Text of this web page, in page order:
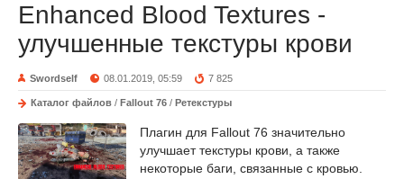
Enhanced Blood Textures -
улучшенные текстуры крови
Swordself 08.01.2019, 05:59 7 825
Каталог файлов / Fallout 76 / Ретекстуры
Плагин для Fallout 76 значительно
улучшает текстуры крови, а также
некоторые баги, связанные с кровью.